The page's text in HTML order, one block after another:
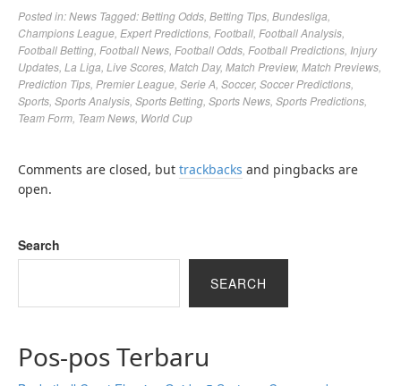
Posted in:News Tagged:Betting Odds Betting Tips Bundesliga
Champions League Expert Predictions Football Football Analysis
Football Betting Football News Football Odds Football Predictions Injury
Updates La Liga Live Scores Match Day, Match Preview, Match Previews
Prediction Tips Premier League Serie A Soccer, Soccer Predictions
Sports Sports Analysis Sports Betting Sports News Sports Predictions
Team Form Team News World Cup
Comments are closed, but trackbacks and pingbacks are
open.
Search
SEARCH
Pos-pos Terbaru